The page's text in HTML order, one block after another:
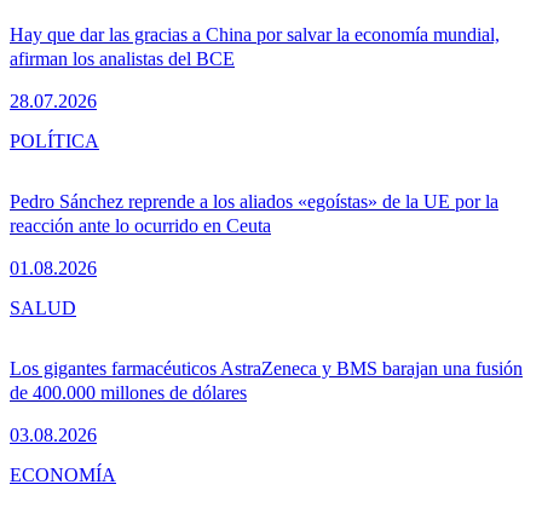
Hay que dar las gracias a China por salvar la economía mundial,
afirman los analistas del BCE
28.07.2026
Pedro Sánchez reprende a los aliados «egoístas» de la UE por la
reacción ante lo ocurrido en Ceuta
01.08.2026
POLÍTICA
Los gigantes farmacéuticos AstraZeneca y BMS barajan una fusión
de 400.000 millones de dólares
03.08.2026
SALUD
ECONOMÍA